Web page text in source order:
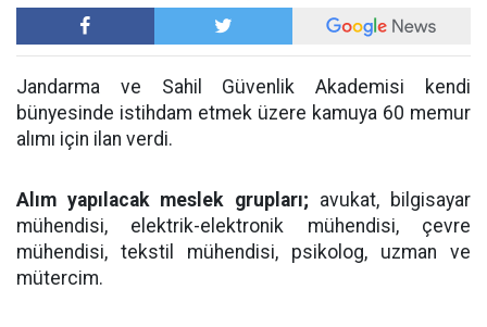
Jandarma ve Sahil Güvenlik Akademisi kendi
bünyesinde istihdam etmek üzere kamuya 60 memur
alımı için ilan verdi.
Alım yapılacak meslek grupları; avukat, bilgisayar
mühendisi, elektrik-elektronik mühendisi, çevre
mühendisi, tekstil mühendisi, psikolog, uzman ve
mütercim.